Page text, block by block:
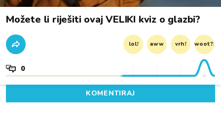
Možete li riješiti ovaj VELIKI kviz o glazbi?
lol! aww vrh! woot?!
0
KOMENTIRAJ